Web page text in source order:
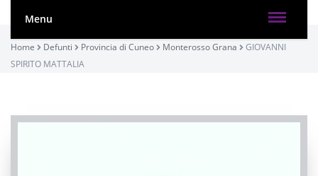
Menu
Home Defunti Provincia di Cuneo Monterosso Grana
GIOVANNI
SPIRITO MATTALIA